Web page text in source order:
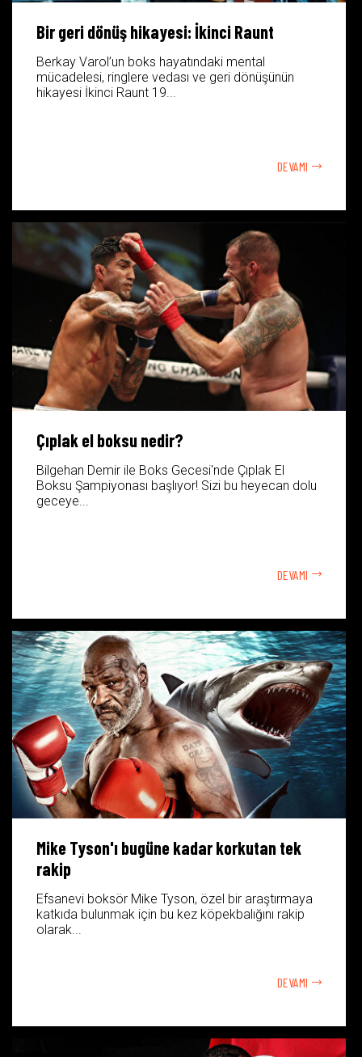
Bir geri dönüş hikayesi: İkinci Raunt
Berkay Varol’un boks hayatındaki mental
mücadelesi, ringlere vedası ve geri dönüşünün
hikayesi İkinci Raunt 19...
DEVAMI
Çıplak el boksu nedir?
Bilgehan Demir ile Boks Gecesi'nde Çıplak El
Boksu Şampiyonası başlıyor! Sizi bu heyecan dolu
geceye...
DEVAMI
Mike Tyson'ı bugüne kadar korkutan tek
rakip
Efsanevi boksör Mike Tyson, özel bir araştırmaya
katkıda bulunmak için bu kez köpekbalığını rakip
olarak...
DEVAMI